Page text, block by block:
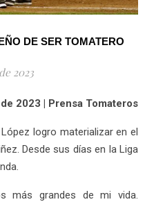
DE SER TOMATERO
2023
2023 | Prensa Tomateros
logro materializar en el
Desde sus días en la Liga
más grandes de mi vida.